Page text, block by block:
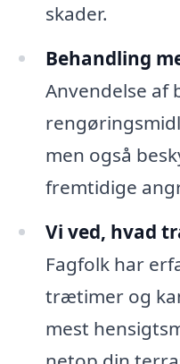
skader.
Behandling
Anvendelse af
men også
fremtidige
Vi ved, hvad
Fagfolk har
trætimer og
mest